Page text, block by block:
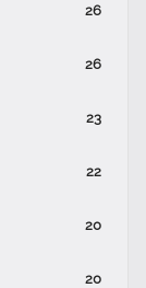
26
26
23
22
20
20